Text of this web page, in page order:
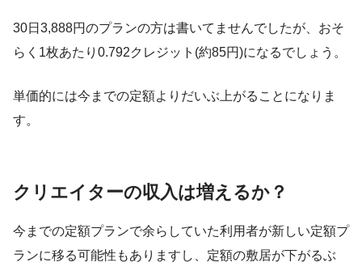
30日3,888円のプランの方は書いてませんでしたが、おそ
らく1枚あたり0.792クレジット(約85円)になるでしょう。
単価的には今までの定額よりだいぶ上がることになりま
す。
クリエイターの収入は増えるか？
今までの定額プランで余らしていた利用者が新しい定額プ
ランに移る可能性もありますし、定額の敷居が下がるぶ